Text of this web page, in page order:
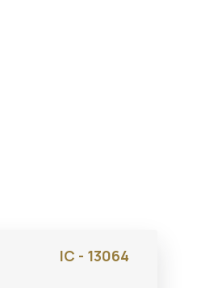
IC - 13064